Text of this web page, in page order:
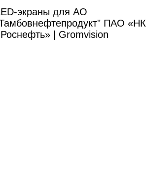
экраны для АО
ПАО «НК
| Gromvision